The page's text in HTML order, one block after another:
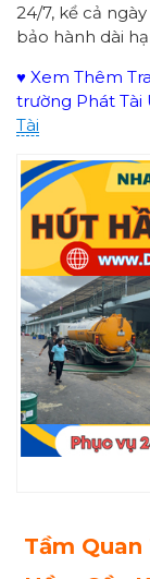
24/7, kể cả
bảo hành dài
♥ Xem Thêm
trường Phát Tài
Tài
Tầm